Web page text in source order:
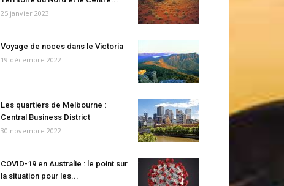
25 janvier 2023
Voyage de noces dans le Victoria
19 décembre 2022
Les quartiers de Melbourne :
Central Business District
30 novembre 2022
COVID-19 en Australie : le point sur
la situation pour les...